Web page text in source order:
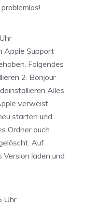
Apple Support
Folgendes
2. Bonjour
Alles
verweist
starten und
Ordner auch
Auf
Version laden und
Uhr